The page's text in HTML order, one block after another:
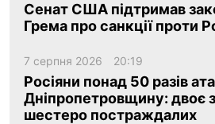
Сенат США підтримав
Грема про санкції проти
7 серпня 2026 20:19
Росіяни понад 50 разів
Дніпропетровщину: двоє
шестеро постраждалих